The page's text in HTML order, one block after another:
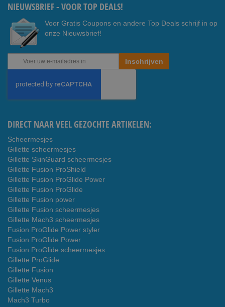
NIEUWSBRIEF - VOOR TOP DEALS!
Voor Gratis Coupons en andere Top Deals schrijf in op
onze Nieuwsbrief!
Abonneer
u
onze
nieuwsbrief
Inschrijven
DIRECT NAAR VEEL GEZOCHTE ARTIKELEN:
Scheermesjes
Gillette scheermesjes
Gillette SkinGuard scheermesjes
Gillette Fusion ProShield
Gillette Fusion ProGlide Power
Gillette Fusion ProGlide
Gillette Fusion power
Gillette Fusion scheermesjes
Gillette Mach3 scheermesjes
Fusion ProGlide Power styler
Fusion ProGlide Power
Fusion ProGlide scheermesjes
Gillette ProGlide
Gillette Fusion
Gillette Venus
Gillette Mach3
Mach3 Turbo